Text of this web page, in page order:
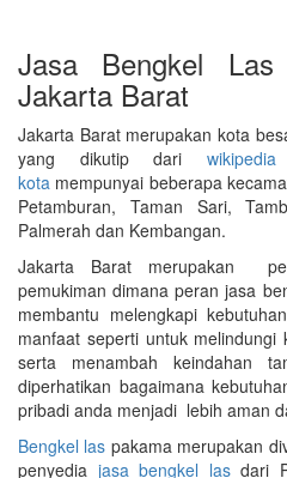
Jasa Bengkel Las
Jakarta Barat
Jakarta Barat merupakan kota
yang dikutip dari wikipedia
kota mempunyai beberapa
Petamburan, Taman Sari,
Palmerah dan Kembangan.
Jakarta Barat merupakan
pemukiman dimana peran jasa
membantu melengkapi
manfaat seperti untuk
serta menambah keindahan
diperhatikan bagaimana
pribadi anda menjadi lebih aman
Bengkel las pakama merupakan
penyedia jasa bengkel lasdari